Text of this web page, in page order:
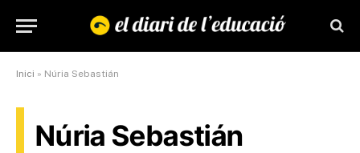
Inici » Núria Sebastián
Núria Sebastián